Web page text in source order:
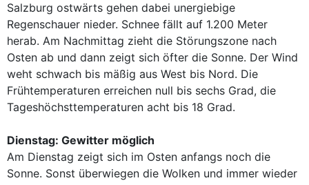
Salzburg ostwärts gehen dabei unergiebige
Regenschauer nieder. Schnee fällt auf 1.200 Meter
herab. Am Nachmittag zieht die Störungszone nach
Osten ab und dann zeigt sich öfter die Sonne. Der Wind
weht schwach bis mäßig aus West bis Nord. Die
Frühtemperaturen erreichen null bis sechs Grad, die
Tageshöchsttemperaturen acht bis 18 Grad.
Dienstag: Gewitter möglich
Am Dienstag zeigt sich im Osten anfangs noch die
Sonne. Sonst überwiegen die Wolken und immer wieder